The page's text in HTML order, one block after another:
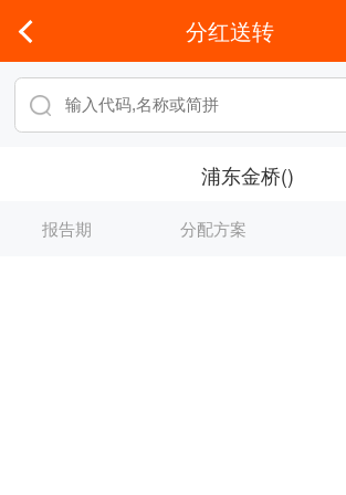
分红送转
浦东金桥()
报告期 分配方案